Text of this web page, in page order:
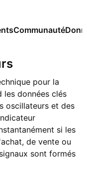
Communauté
pour la
les données clés
oscillateurs et des
si les
de vente ou
sont formés